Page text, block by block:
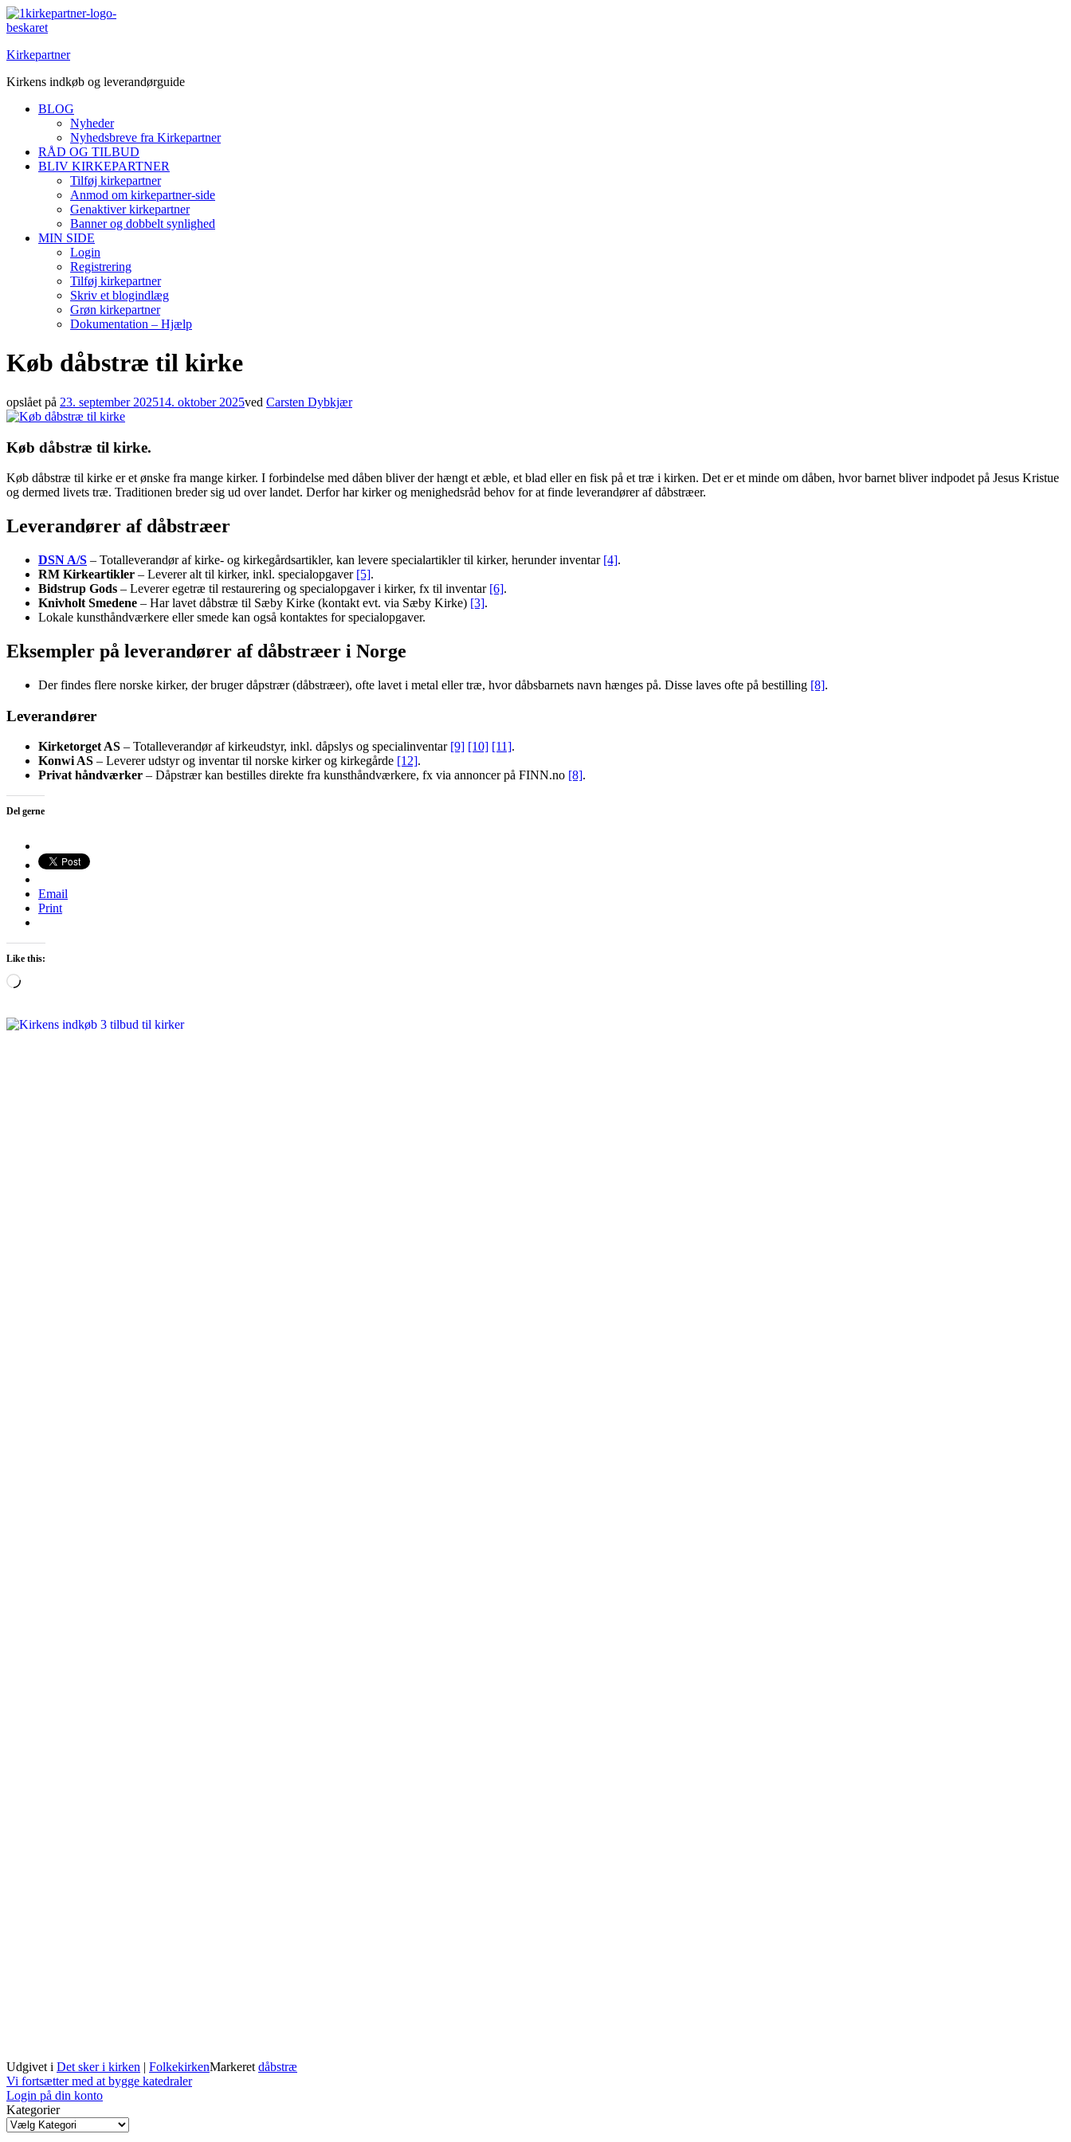
Spring
til
Kirkepartner
Kirkens indkøb og leverandørguide
BLOG
Nyheder
Nyhedsbreve fra Kirkepartner
RÅD OG TILBUD
BLIV KIRKEPARTNER
Tilføj kirkepartner
Anmod om kirkepartner-side
Genaktiver kirkepartner
Banner og dobbelt synlighed
MIN SIDE
Login
Registrering
Tilføj kirkepartner
Skriv et blogindlæg
Grøn kirkepartner
Dokumentation – Hjælp
Køb dåbstræ til kirke
opslået på 23. september 202514. oktober 2025ved Carsten Dybkjær
Køb dåbstræ til kirke.
Køb dåbstræ til kirke er et ønske fra mange kirker. I forbindelse med dåben bliver der hængt et æble, et blad eller en fisk på et træ i kirken. Det er et minde om dåben, hvor barnet bliver indpodet på Jesus Kristue
og dermed livets træ. Traditionen breder sig ud over landet. Derfor har kirker og menighedsråd behov for at finde leverandører af dåbstræer.
Leverandører af dåbstræer
DSN A/S – Totalleverandør af kirke- og kirkegårdsartikler, kan levere specialartikler til kirker, herunder inventar [4].
RM Kirkeartikler – Leverer alt til kirker, inkl. specialopgaver [5].
Bidstrup Gods – Leverer egetræ til restaurering og specialopgaver i kirker, fx til inventar [6].
Knivholt Smedene – Har lavet dåbstræ til Sæby Kirke (kontakt evt. via Sæby Kirke) [3].
Lokale kunsthåndværkere eller smede kan også kontaktes for specialopgaver.
Eksempler på leverandører af dåbstræer i Norge
Der findes flere norske kirker, der bruger dåpstrær (dåbstræer), ofte lavet i metal eller træ, hvor dåbsbarnets navn hænges på. Disse laves ofte på bestilling [8].
Leverandører
Kirketorget AS – Totalleverandør af kirkeudstyr, inkl. dåpslys og specialinventar [9] [10] [11].
Konwi AS – Leverer udstyr og inventar til norske kirker og kirkegårde [12].
Privat håndværker – Dåpstrær kan bestilles direkte fra kunsthåndværkere, fx via annoncer på FINN.no [8].
Del gerne
Email
Print
Like this:
Loading…
Udgivet i Det sker i kirken | FolkekirkenMarkeret dåbstræ
Indlægsnavigation
Vi fortsætter med at bygge katedraler
Login på din konto
Kategorier